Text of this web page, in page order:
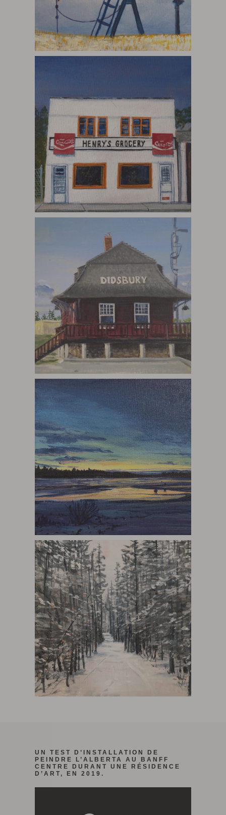
UN TEST D’INSTALLATION DE
PEINDRE L’ALBERTA AU BANFF
CENTRE DURANT UNE RÉSIDENCE
D’ART, EN 2019.